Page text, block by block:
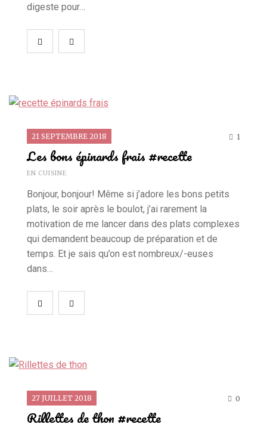
digeste pour…
21 SEPTEMBRE 2018 1
Les bons épinards frais #recette
EN CUISINE
Bonjour, bonjour! Même si j’adore les bons petits
plats, le soir après le boulot, j’ai rarement la
motivation de me lancer dans des plats complexes
qui demandent beaucoup de préparation et de
temps. Et je sais qu’on est nombreux/-euses
dans…
27 JUILLET 2018 0
Rillettes de thon #recette